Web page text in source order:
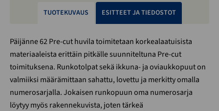
TUOTEKUVAUS ESITTEET JA TIEDOSTOT
Päijänne 62 Pre-cut huvila toimitetaan korkealaatuisista
materiaaleista erittäin pitkälle suunniteltuna Pre-cut
toimituksena. Runkotolpat sekä ikkuna- ja oviaukkopuut on
valmiiksi määrämittaan sahattu, lovettu ja merkitty omalla
numerosarjalla. Jokaisen runkopuun oma numerosarja
löytyy myös rakennekuvista, joten tärkeä